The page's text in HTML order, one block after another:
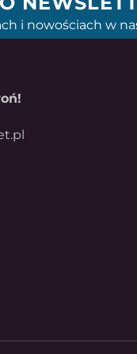
i nowościach w